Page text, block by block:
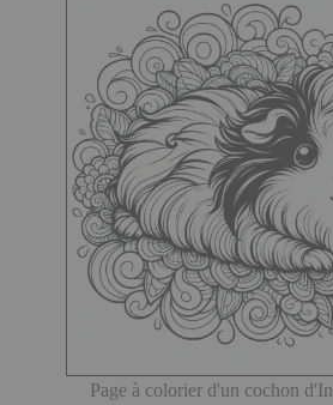
Page à colorier d'un cochon